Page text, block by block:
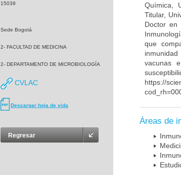
15039
Sede Bogotá
2- FACULTAD DE MEDICINA
2- DEPARTAMENTO DE MICROBIOLOGÍA
CVLAC
Descargar hoja de vida
Regresar
Química,
Titular,
Doctor en
que
vacunas
https://
Áreas de